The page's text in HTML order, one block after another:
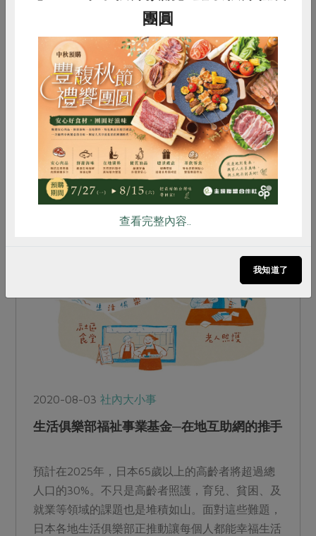
2014-07-01 社內大小事
一人一步，通往幸福之路～南倉購地資金募
集～
合作社考慮到安全健康的食材需要良好設備的倉儲
配合，以確保好食材的好品質；我們也意識到組織
的永續經營應朝自有資產的購建方向進行。幾經尋
覓，我們在台南安南工業區找到一塊880坪的土
地，土地取得成本預...
2020-08-03社內大小事
生活俱樂部福祉事業基金─在地互助網的推手
預計在2025年，日本65歲以上的高齡者將超過總
人口的30%。不只是高齡者照護，育兒、貧困、及
就業等領域的課題也是堆積如山。面對這些難題，
日本各地生活俱樂部正推動讓每個人都能幸福生活
惜食 RPET 食譜 減硝酸鹽
雞蛋 食安 共同購買
團圓
查看完整內容..
我知道了